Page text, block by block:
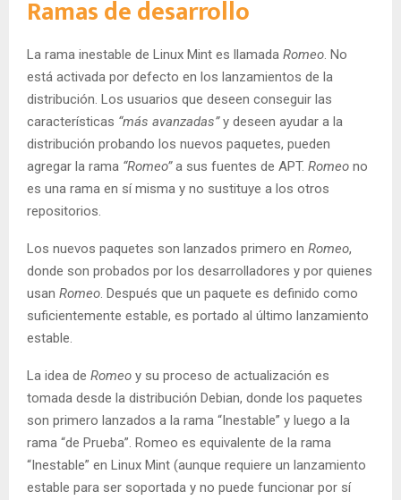
Ramas de desarrollo
La rama inestable de Linux Mint es llamada Romeo. No
está activada por defecto en los lanzamientos de la
distribución. Los usuarios que deseen conseguir las
características “más avanzadas”y deseen ayudar a la
distribución probando los nuevos paquetes, pueden
agregar la rama “Romeo”a sus fuentes de APT. Romeo no
es una rama en sí misma y no sustituye a los otros
repositorios.
Los nuevos paquetes son lanzados primero en Romeo,
donde son probados por los desarrolladores y por quienes
usan Romeo. Después que un paquete es definido como
suficientemente estable, es portado al último lanzamiento
estable.
La idea de Romeo y su proceso de actualización es
tomada desde la distribución Debian, donde los paquetes
son primero lanzados a la rama “Inestable” y luego a la
rama “de Prueba”. Romeo es equivalente de la rama
“Inestable” en Linux Mint (aunque requiere un lanzamiento
estable para ser soportada y no puede funcionar por sí